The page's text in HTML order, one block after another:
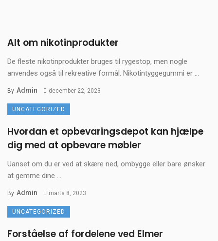
Alt om nikotinprodukter
De fleste nikotinprodukter bruges til rygestop, men nogle
anvendes også til rekreative formål. Nikotintyggegummi er ...
By Admin december 22, 2023
UNCATEGORIZED
Hvordan et opbevaringsdepot kan hjælpe
dig med at opbevare møbler
Uanset om du er ved at skære ned, ombygge eller bare ønsker
at gemme dine ...
By Admin marts 8, 2023
UNCATEGORIZED
Forståelse af fordelene ved Elmer